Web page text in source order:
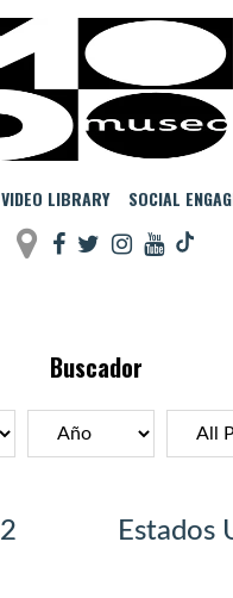
VIDEO LIBRARY SOCIAL
Buscador
Estados